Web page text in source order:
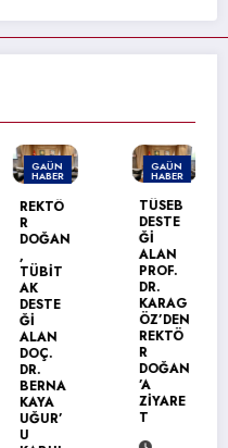
GAÜN
HABER
REKTÖ
DOĞAN
TÜBİT
DESTE
ALAN
DOÇ.
BERNA
KAYA
UĞUR’
GAÜN
HABER
TÜSEB
DESTE
ALAN
PROF.
KARAG
ÖZ’DEN
REKTÖ
DOĞAN
ZİYARE